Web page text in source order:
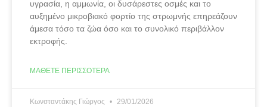
υγρασία, η αμμωνία, οι δυσάρεστες οσμές και το
αυξημένο μικροβιακό φορτίο της στρωμνής επηρεάζουν
άμεσα τόσο τα ζώα όσο και το συνολικό περιβάλλον
εκτροφής.
ΜΆΘΕΤΕ ΠΕΡΙΣΣΌΤΕΡΑ
Κωνσταντάκης Γιώργος 29/01/2026